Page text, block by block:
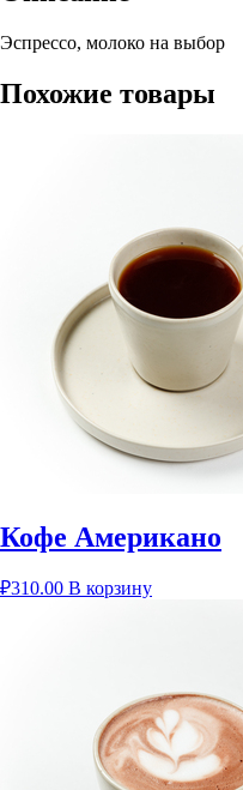
Эспрессо, молоко на выбор
Похожие товары
Кофе Американо
₽310.00 В корзину